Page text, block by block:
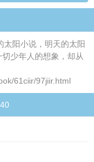
太阳小说，明天的太阳
少年人的想象，却从
61ciir/97jiir.html